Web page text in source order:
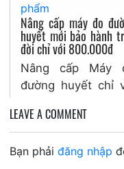
phẩm
Nâng cấp máy đo
huyết mới bảo hành
đời chỉ với 800.000đ
Nâng cấp Máy
đường huyết chỉ
trình thu cũ đổi
trọn bồ VivaChek
bảo...
LEAVE A COMMENT
Bạn phải đăng nhập